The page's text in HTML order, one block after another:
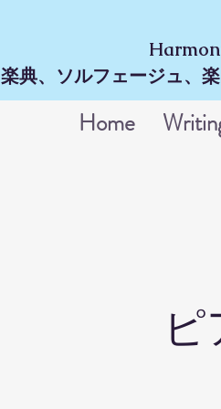
Home
楽典、ソルフェージュ、